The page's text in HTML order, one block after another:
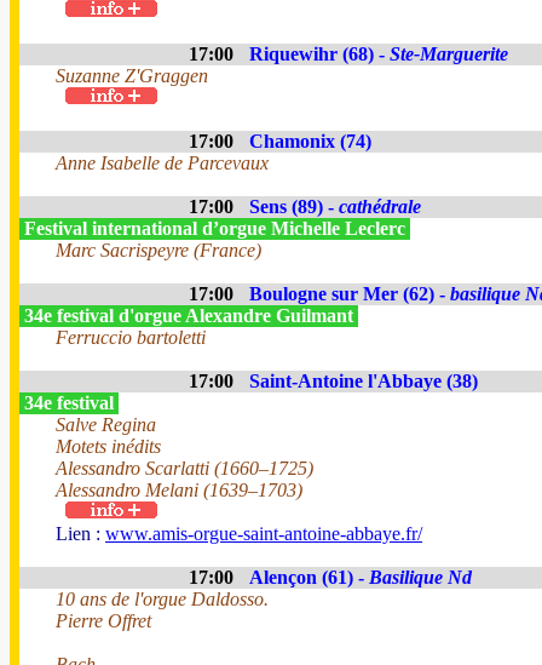
17:00 Riquewihr (68) - Ste-Marguerite
Suzanne Z'Graggen
17:00
Chamonix (74)
Anne Isabelle de Parcevaux
17:00 Sens (89) - cathédrale
Festival international d’orgue Michelle Leclerc
Marc Sacrispeyre (France)
17:00 Boulogne sur Mer (62) - basilique
34e festival d'orgue Alexandre Guilmant
Ferruccio bartoletti
17:00
Saint-Antoine l'Abbaye (38)
34e festival
Salve Regina
Motets inédits
Alessandro Scarlatti (1660–1725)
Alessandro Melani (1639–1703)
Lien : www.amis-orgue-saint-antoine-abbaye.fr/
17:00 Alençon (61) - Basilique Nd
10 ans de l'orgue Daldosso.
Pierre Offret